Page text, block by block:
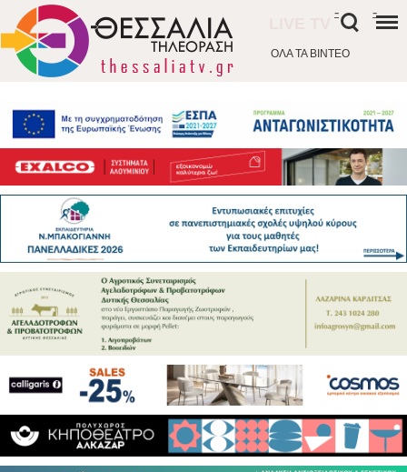
ΟΛΑ ΤΑ ΒΙΝΤΕΟ
- -